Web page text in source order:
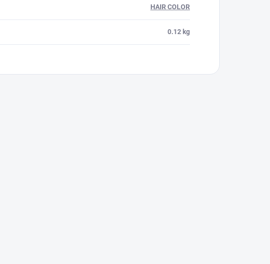
HAIR COLOR
0.12 kg